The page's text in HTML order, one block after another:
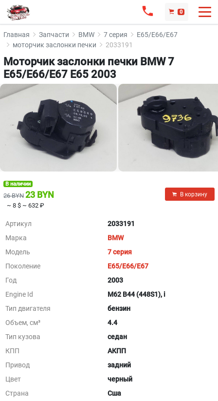
0
Главная Запчасти BMW 7 серия
E65/E66/E67
моторчик заслонки печки
2033191
Моторчик заслонки печки BMW 7
E65/E66/E67 E65 2003
В наличии
26 BYN 23 BYN
~ 8 $ ~ 632 ₽
В корзину
Артикул
2033191
Марка
BMW
Модель
7 серия
Поколение
E65/E66/E67
Год
2003
Engine Id
M62 B44 (448S1), i
Тип двигателя
бензин
Объем, см³
4.4
Тип кузова
седан
КПП
АКПП
Привод
задний
Цвет
черный
Страна
Сша